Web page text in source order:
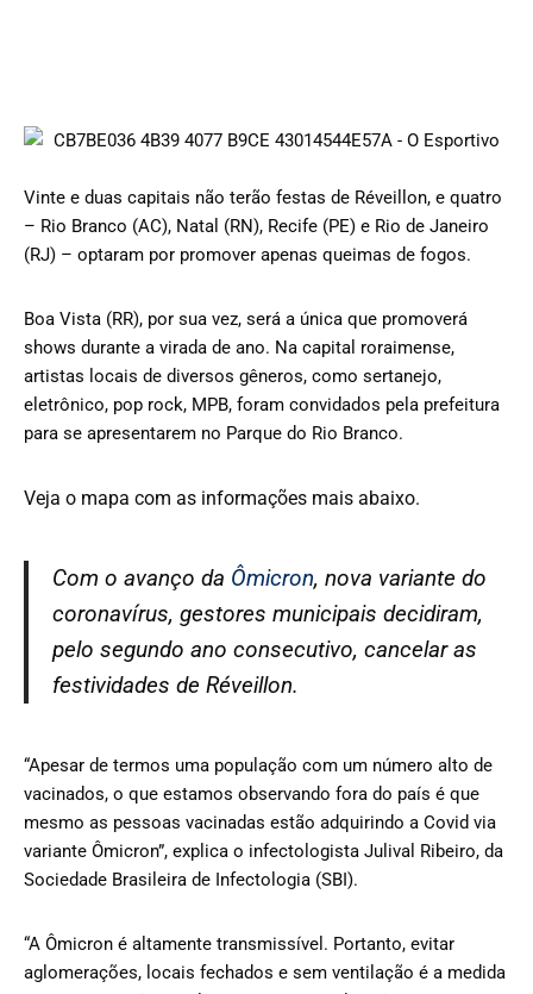
Vinte e duas capitais não terão festas de Réveillon, e quatro
– Rio Branco (AC), Natal (RN), Recife (PE) e Rio de Janeiro
(RJ) – optaram por promover apenas queimas de fogos.
Boa Vista (RR), por sua vez, será a única que promoverá
shows durante a virada de ano. Na capital roraimense,
artistas locais de diversos gêneros, como sertanejo,
eletrônico, pop rock, MPB, foram convidados pela prefeitura
para se apresentarem no Parque do Rio Branco.
Veja o mapa com as informações mais abaixo.
Com o avanço da Ômicron, nova variante do
coronavírus, gestores municipais decidiram,
pelo segundo ano consecutivo, cancelar as
festividades de Réveillon.
“Apesar de termos uma população com um número alto de
vacinados, o que estamos observando fora do país é que
mesmo as pessoas vacinadas estão adquirindo a Covid via
variante Ômicron”, explica o infectologista Julival Ribeiro, da
Sociedade Brasileira de Infectologia (SBI).
“A Ômicron é altamente transmissível. Portanto, evitar
aglomerações, locais fechados e sem ventilação é a medida